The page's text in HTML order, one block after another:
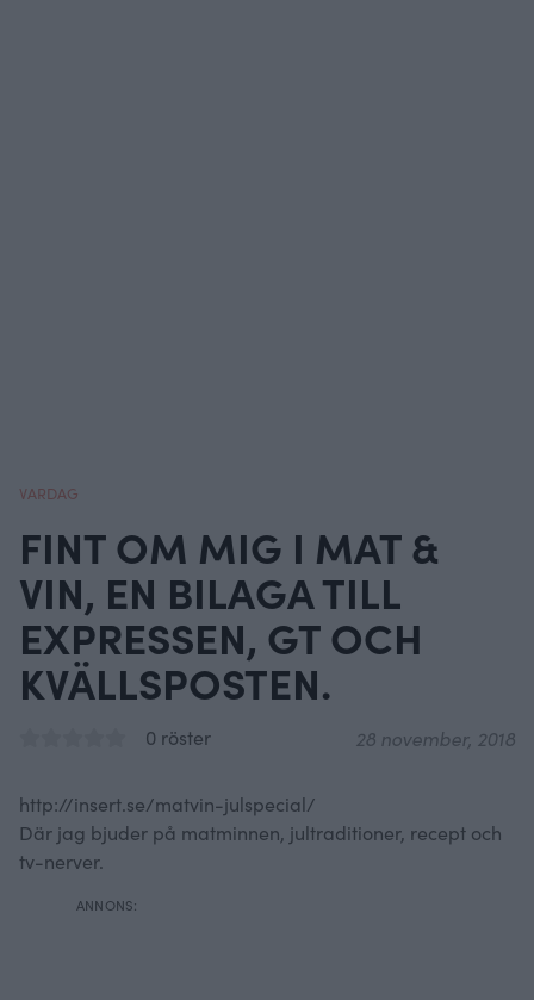
VARDAG
FINT OM MIG I MAT &
VIN, EN BILAGA TILL
EXPRESSEN, GT OCH
KVÄLLSPOSTEN.
0 röster 28 november, 2018
http://insert.se/matvin-julspecial/
Där jag bjuder på matminnen, jultraditioner, recept och
tv-nerver.